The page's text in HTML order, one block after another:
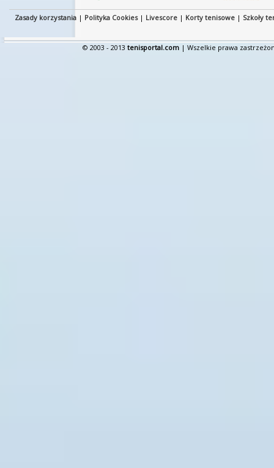
Zasady korzystania | Polityka Cookies| Livescore | Korty tenisowe | Szkoły
© 2003 - 2013 tenisportal.com | Wszelkie prawa